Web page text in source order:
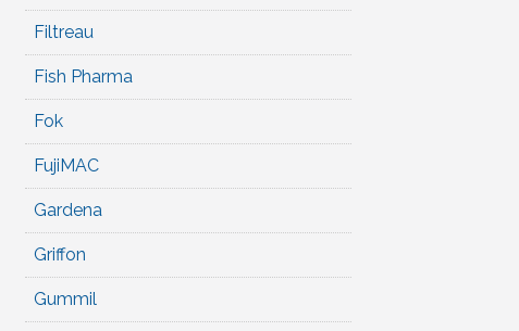
Filtreau
Fish Pharma
Fok
FujiMAC
Gardena
Griffon
Gummil